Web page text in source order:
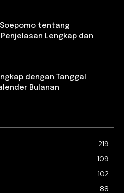
tentang
Lengkap dan
dengan Tanggal
Bulanan
219
109
102
88